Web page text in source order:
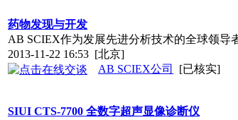
药物发现与开发
AB SCIEX作为发展先进分析技术的全球领
2013-11-22 16:53 [北京]
AB SCIEX公司
[已核实]
SIUI CTS-7700 全数字超声显像诊断仪